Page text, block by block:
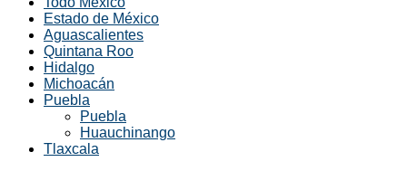
Estado de México
Aguascalientes
Quintana Roo
Hidalgo
Michoacán
Puebla
Puebla
Huauchinango
Tlaxcala